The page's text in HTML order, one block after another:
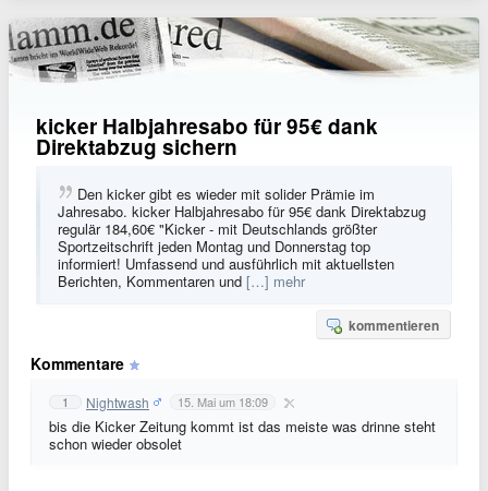
kicker Halbjahresabo für 95€ dank
Direktabzug sichern
Den kicker gibt es wieder mit solider Prämie im
Jahresabo. kicker Halbjahresabo für 95€ dank Direktabzug
regulär 184,60€ "Kicker - mit Deutschlands größter
Sportzeitschrift jeden Montag und Donnerstag top
informiert! Umfassend und ausführlich mit aktuellsten
Berichten, Kommentaren und […] mehr
kommentieren
Kommentare
1 Nightwash 15. Mai um 18:09
bis die Kicker Zeitung kommt ist das meiste was drinne steht
schon wieder obsolet